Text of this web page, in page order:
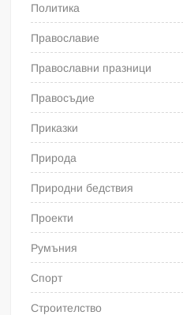
Политика
Православие
Православни празници
Правосъдие
Приказки
Природа
Природни бедствия
Проекти
Румъния
Спорт
Строителство